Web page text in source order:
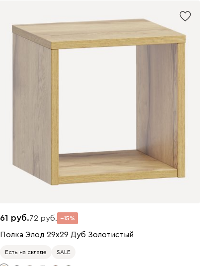
61 72 15
Полка Элод 29x29 Дуб Золотистый
Есть на складе SALE